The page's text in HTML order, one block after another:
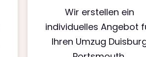
Wir erstellen ein
individuelles Angebot
Ihren Umzug